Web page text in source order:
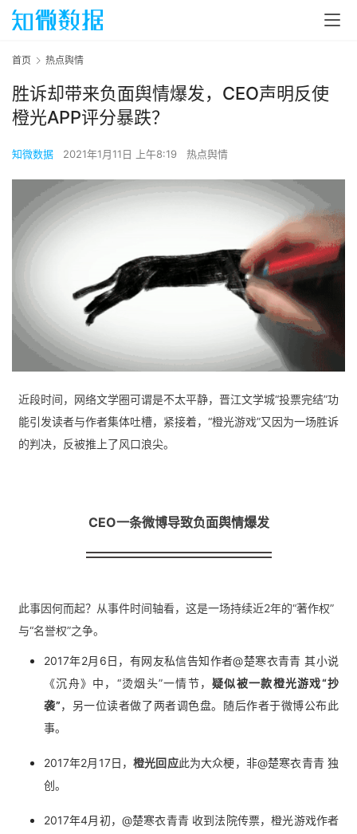
首页 热点舆情
胜诉却带来负面舆情爆发，CEO声明反使
橙光APP评分暴跌？
知微数据 2021年1月11日 上午8:19 热点舆情
近段时间，网络文学圈可谓是不太平静，晋江文学城“投票完结”功
能引发读者与作者集体吐槽，紧接着，“橙光游戏”又因为一场胜诉
的判决，反被推上了风口浪尖。
CEO一条微博导致负面舆情爆发
此事因何而起？从事件时间轴看，这是一场持续近2年的“著作权”
与“名誉权”之争。
2017年2月6日，有网友私信告知作者@楚寒衣青青 其小说
《沉舟》中，“烫烟头”一情节，疑似被一款橙光游戏“抄
袭”，另一位读者做了两者调色盘。随后作者于微博公布此
事。
2017年2月17日，橙光回应此为大众梗，非@楚寒衣青青 独
创。
2017年4月初，@楚寒衣青青 收到法院传票，橙光游戏作者